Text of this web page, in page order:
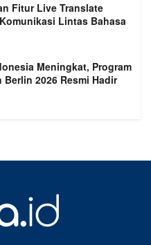
Fitur Live Translate
Lintas Bahasa
Meningkat, Program
2026 Resmi Hadir